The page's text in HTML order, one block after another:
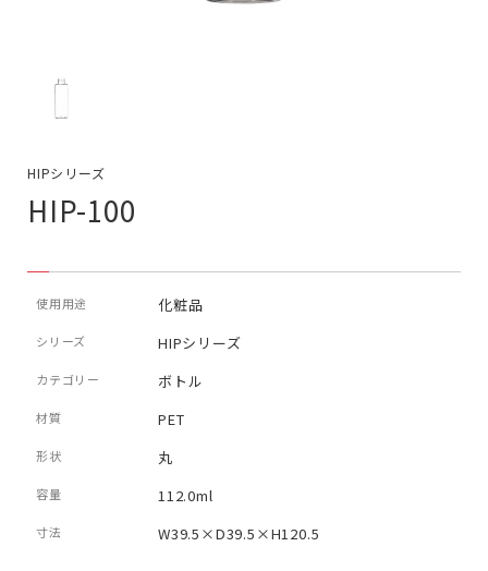
HIPシリーズ
HIP-100
使用用途 化粧品
シリーズ HIPシリーズ
カテゴリー ボトル
材質 PET
形状 丸
容量 112.0ml
寸法 W39.5×D39.5×H120.5